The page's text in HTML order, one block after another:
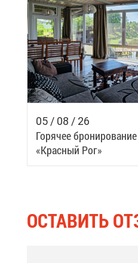
05 / 08 / 26
Го­ря­чее
«Крас­ный Рог»
ОСТА­ВИТЬ